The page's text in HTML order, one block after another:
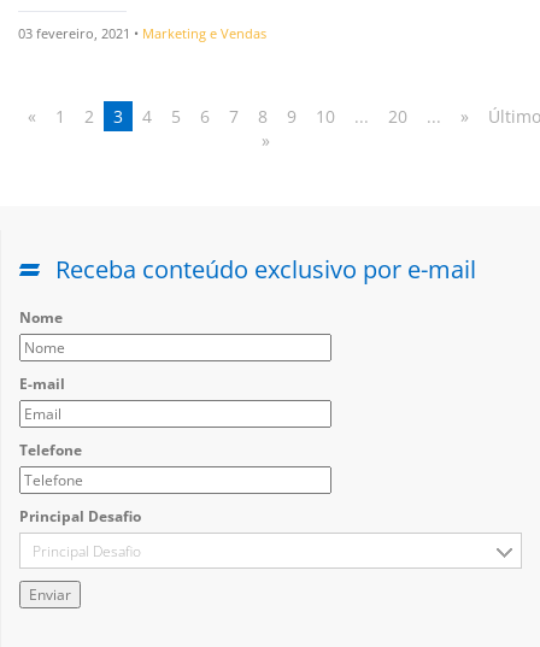
03 fevereiro, 2021 • Marketing e Vendas
« 1 2 3 4 5 6 7 8 9 10 ... 20 ... »
Último
»
Receba conteúdo exclusivo por e-mail
Nome
E-mail
Telefone
Principal Desafio
Principal Desafio